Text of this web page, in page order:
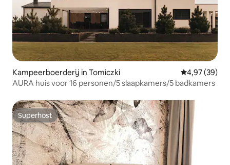
Kampeerboerderij in Tomiczki Gemiddelde
4,97 (39)
AURA huis voor 16 personen/5 slaapkamers/5 badkamers
Superhost
Superhost